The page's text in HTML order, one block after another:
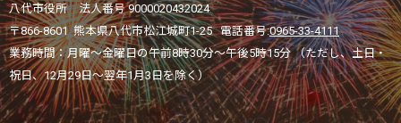
八代市役所 法人番号 9000020432024
〒866-8601 熊本県八代市松江城町1-25 電話番号:0965-33-4111
業務時間：月曜～金曜日の午前8時30分～午後5時15分 （ただし、土日・
祝日、12月29日～翌年1月3日を除く）